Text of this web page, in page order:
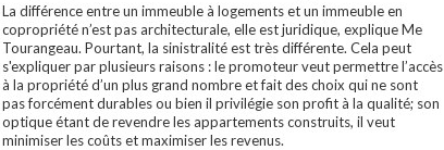
La différence entre un immeuble à logements et un immeuble en
copropriété n’est pas architecturale, elle est juridique, explique Me
Tourangeau. Pourtant, la sinistralité est très différente. Cela peut
s'expliquer par plusieurs raisons : le promoteur veut permettre l’accès
à la propriété d’un plus grand nombre et fait des choix qui ne sont
pas forcément durables ou bien il privilégie son profit à la qualité; son
optique étant de revendre les appartements construits, il veut
minimiser les coûts et maximiser les revenus.